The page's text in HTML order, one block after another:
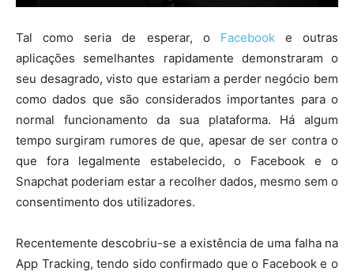
Tal como seria de esperar, o Facebooke outras
aplicações semelhantes rapidamente demonstraram o
seu desagrado, visto que estariam a perder negócio bem
como dados que são considerados importantes para o
normal funcionamento da sua plataforma. Há algum
tempo surgiram rumores de que, apesar de ser contra o
que fora legalmente estabelecido, o Facebook e o
Snapchat poderiam estar a recolher dados, mesmo sem o
consentimento dos utilizadores.
Recentemente descobriu-se a existência de uma falha na
App Tracking, tendo sido confirmado que o Facebook e o